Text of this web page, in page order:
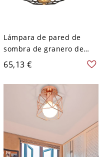
Lámpara de pared de
sombra de granero de
hierro industrial de 1 luz
para sala de estar en
negro con jaula, 10" W
65,13 €